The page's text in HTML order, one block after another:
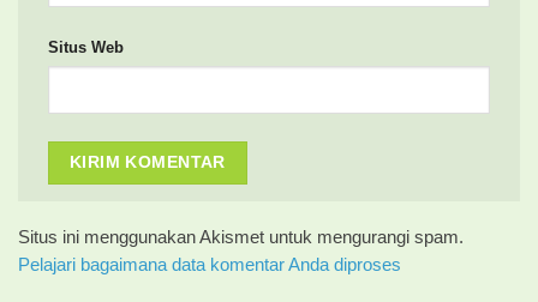
Situs Web
Situs ini menggunakan Akismet untuk mengurangi spam.
Pelajari bagaimana data komentar Anda diproses